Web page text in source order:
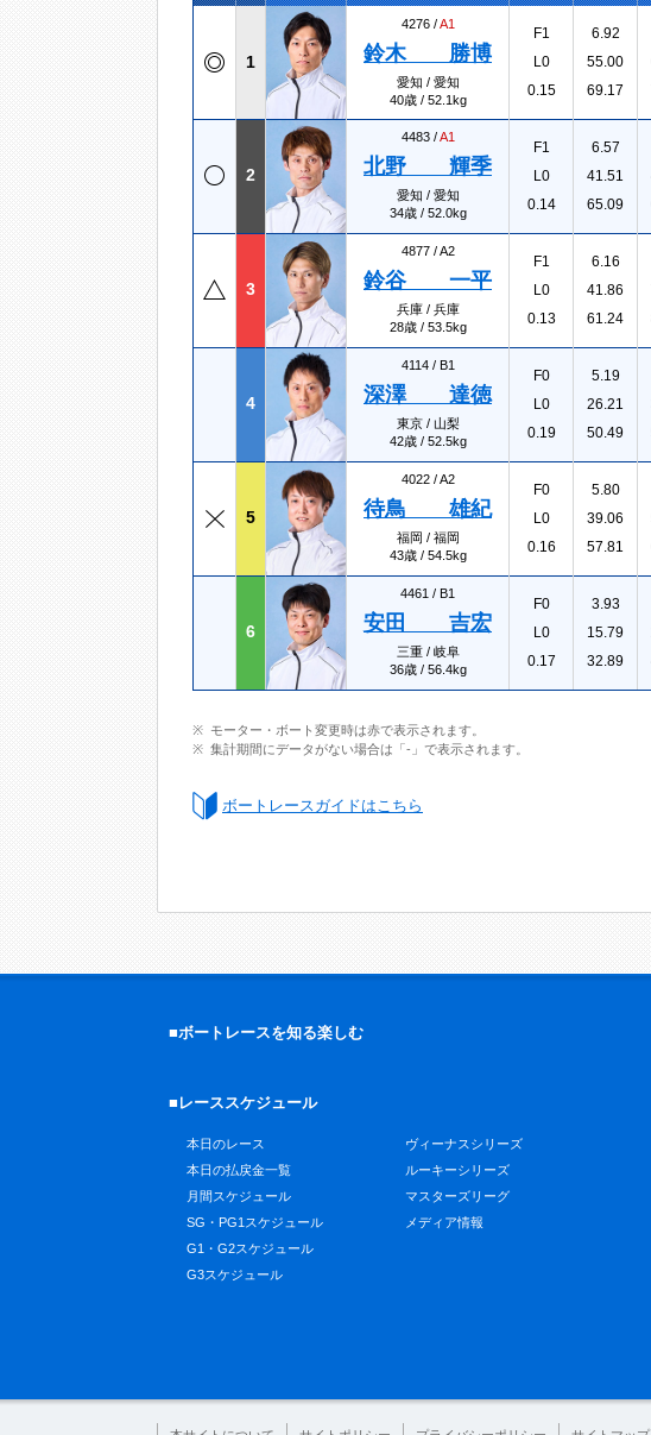
1
4276 /A1
鈴木 勝博
愛知 / 愛知
40歳 / 52.1kg
F1
L0
0.15
6.92
55.00
69.17
2
4483 /A1
北野 輝季
愛知 / 愛知
34歳 / 52.0kg
F1
L0
0.14
6.57
41.51
65.09
3
4877 /A2
鈴谷 一平
兵庫 / 兵庫
28歳 / 53.5kg
F1
L0
0.13
6.16
41.86
61.24
4
4114 / B1
深澤 達徳
東京 / 山梨
42歳 / 52.5kg
F0
L0
0.19
5.19
26.21
50.49
5
4022 /A2
待鳥 雄紀
福岡 / 福岡
43歳 / 54.5kg
F0
L0
0.16
5.80
39.06
57.81
6
4461 / B1
安田 吉宏
三重 / 岐阜
36歳 / 56.4kg
F0
L0
0.17
3.93
15.79
32.89
モーター・ボート変更時は赤で表示されます。
集計期間にデータがない場合は「-」で表示されます。
ボートレースガイドはこちら
■ボートレースを知る楽しむ
■レーススケジュール
本日のレース
本日の払戻金一覧
月間スケジュール
SG・PG1スケジュール
G1・G2スケジュール
G3スケジュール
ヴィーナスシリーズ
ルーキーシリーズ
マスターズリーグ
メディア情報